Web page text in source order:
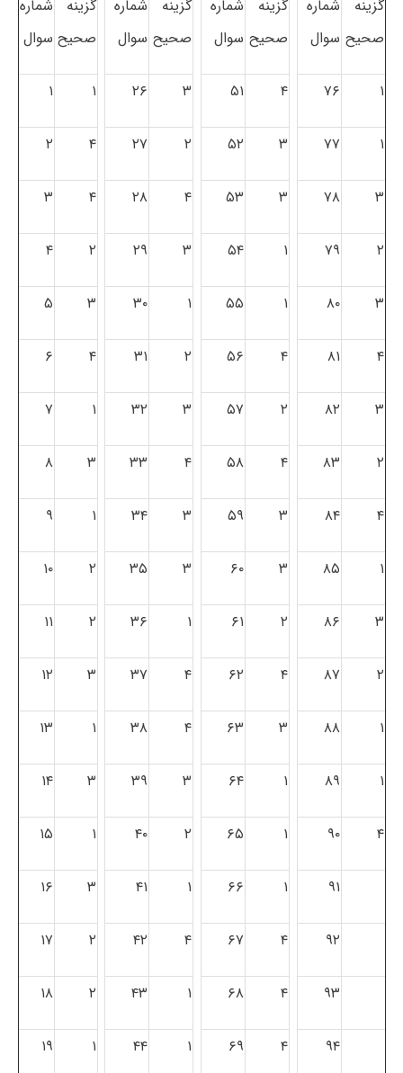
گزینه
صحیح
شماره
سوال
گزینه
صحیح
شماره
سوال
گزینه
صحیح
شماره
سوال
گزینه
صحیح
شماره
سوال
۱ ۷۶ ۴ ۵۱ ۳ ۲۶ ۱ ۱
۱ ۷۷ ۳ ۵۲ ۲ ۲۷ ۴ ۲
۳ ۷۸ ۳ ۵۳ ۴ ۲۸ ۴ ۳
۲ ۷۹ ۱ ۵۴ ۳ ۲۹ ۲ ۴
۳ ۸۰ ۱ ۵۵ ۱ ۳۰ ۳ ۵
۴ ۸۱ ۴ ۵۶ ۲ ۳۱ ۴ ۶
۳ ۸۲ ۲ ۵۷ ۳ ۳۲ ۱ ۷
۲ ۸۳ ۴ ۵۸ ۴ ۳۳ ۳ ۸
۴ ۸۴ ۳ ۵۹ ۳ ۳۴ ۱ ۹
۱ ۸۵ ۳ ۶۰ ۳ ۳۵ ۲ ۱۰
۳ ۸۶ ۲ ۶۱ ۱ ۳۶ ۲ ۱۱
۲ ۸۷ ۴ ۶۲ ۴ ۳۷ ۳ ۱۲
۱ ۸۸ ۳ ۶۳ ۴ ۳۸ ۱ ۱۳
۱ ۸۹ ۱ ۶۴ ۳ ۳۹ ۳ ۱۴
۴ ۹۰ ۱ ۶۵ ۲ ۴۰ ۱ ۱۵
۹۱ ۱ ۶۶ ۱ ۴۱ ۳ ۱۶
۹۲ ۴ ۶۷ ۴ ۴۲ ۲ ۱۷
۹۳ ۴ ۶۸ ۱ ۴۳ ۲ ۱۸
۹۴ ۴ ۶۹ ۱ ۴۴ ۱ ۱۹